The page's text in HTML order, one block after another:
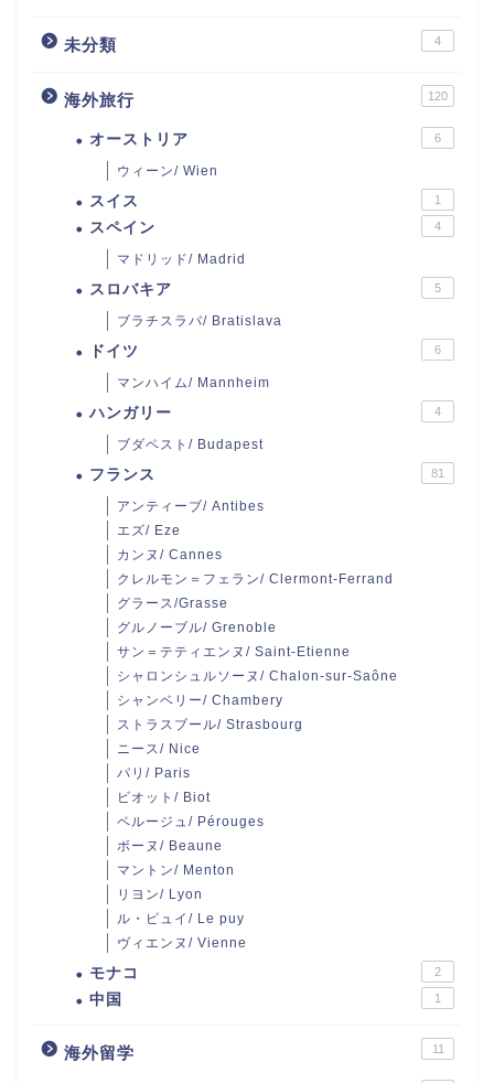
未分類 4
海外旅行 120
オーストリア 6
ウィーン/ Wien
スイス 1
スペイン 4
マドリッド/ Madrid
スロバキア 5
ブラチスラバ/ Bratislava
ドイツ 6
マンハイム/ Mannheim
ハンガリー 4
ブダペスト/ Budapest
フランス 81
アンティーブ/ Antibes
エズ/ Eze
カンヌ/ Cannes
クレルモン＝フェラン/ Clermont-Ferrand
グラース/Grasse
グルノーブル/ Grenoble
サン＝テティエンヌ/ Saint-Etienne
シャロンシュルソーヌ/ Chalon-sur-Saône
シャンベリー/ Chambery
ストラスブール/ Strasbourg
ニース/ Nice
パリ/ Paris
ビオット/ Biot
ペルージュ/ Pérouges
ボーヌ/ Beaune
マントン/ Menton
リヨン/ Lyon
ル・ピュイ/ Le puy
ヴィエンヌ/ Vienne
モナコ 2
中国 1
海外留学 11